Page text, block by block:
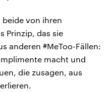
von ihren
Prinzip, das sie
anderen #MeToo-Fällen:
macht und
die zusagen, aus